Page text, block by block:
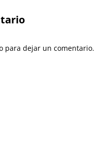
para dejar un comentario.